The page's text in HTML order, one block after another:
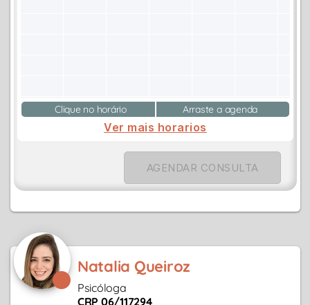
Clique no horário Arraste a agenda
Ver mais horarios
AGENDAR CONSULTA
Natalia Queiroz
Psicóloga
CRP 06/117294